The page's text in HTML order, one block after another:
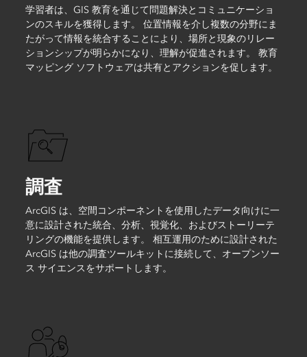
学習者は、GIS 教育を通じて問題解決とコミュニケーショ
ンのスキルを獲得します。 位置情報を介し複数の分野にま
たがって情報を統合することにより、場所と現象のリレー
ションシップが明らかになり、理解が促進されます。 教育
マッピング ソフトウェアは共有とアクションを促します。
調査
ArcGIS は、空間コンポーネントを使用したデータ向けに一
意に設計された統合、分析、視覚化、およびストーリーテ
リングの機能を提供します。 相互運用のために設計された
ArcGIS は他の調査ツールキットに接続して、オープンソー
ス サイエンスをサポートします。